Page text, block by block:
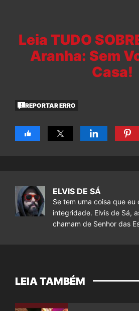
Leia TUDO
Aranha: Sem
Casa!
REPORTAR ERRO
ELVIS DE SÁ
Se tem uma coisa que eu
integridade. Elvis de Sá,
chamam de Senhor das
LEIA TAMBÉM